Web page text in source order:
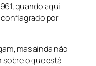
quando aqui
por
mas ainda não
o que está